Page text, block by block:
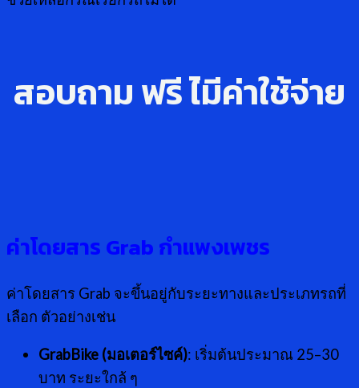
สอบถาม ฟรี ไ่มีค่าใช้จ่าย
ค่าโดยสารGrab กำแพงเพชร
ค่าโดยสาร Grab จะขึ้นอยู่กับระยะทางและประเภทรถที่
เลือก ตัวอย่างเช่น
GrabBike (มอเตอร์ไซค์): เริ่มต้นประมาณ 25–30
บาท ระยะใกล้ ๆ